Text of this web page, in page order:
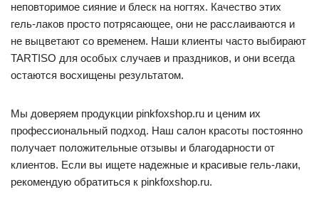
неповторимое сияние и блеск на ногтях. Качество этих
гель-лаков просто потрясающее, они не расслаиваются и
не выцветают со временем. Наши клиенты часто выбирают
TARTISO для особых случаев и праздников, и они всегда
остаются восхищены результатом.
Мы доверяем продукции pinkfoxshop.ru и ценим их
профессиональный подход. Наш салон красоты постоянно
получает положительные отзывы и благодарности от
клиентов. Если вы ищете надежные и красивые гель-лаки,
рекомендую обратиться к pinkfoxshop.ru.